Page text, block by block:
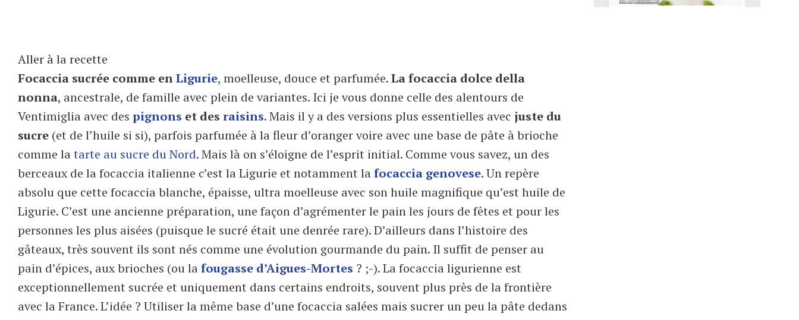
Aller à la recette
Focaccia sucrée comme enLigurie, moelleuse, douce et parfumée.La focaccia dolce della
nonna, ancestrale, de famille avec plein de variantes. Ici je vous donne celle des alentours de
Ventimiglia avec des pignons et des raisins. Mais il y a des versions plus essentielles avec juste du
sucre (et de l’huile si si), parfois parfumée à la fleur d’oranger voire avec une base de pâte à brioche
comme latarte au sucre du Nord. Mais là on s’éloigne de l’esprit initial. Comme vous savez, un des
berceaux de la focaccia italienne c’est la Ligurie et notamment lafocaccia genovese. Un repère
absolu que cette focaccia blanche, épaisse, ultra moelleuse avec son huile magnifique qu’est huile de
Ligurie. C’est une ancienne préparation, une façon d’agrémenter le pain les jours de fêtes et pour les
personnes les plus aisées (puisque le sucré était une denrée rare). D’ailleurs dans l’histoire des
gâteaux, très souvent ils sont nés comme une évolution gourmande du pain. Il suffit de penser au
pain d’épices, aux brioches (ou lafougasse d’Aigues-Mortes ? ;-). La focaccia ligurienne est
exceptionnellement sucrée et uniquement dans certains endroits, souvent plus près de la frontière
avec la France. L’idée ? Utiliser la même base d’une focaccia salées mais sucrer un peu la pâte dedans